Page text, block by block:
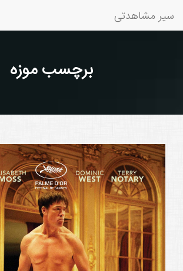
سیر مشاهدتی
برچسب موزه